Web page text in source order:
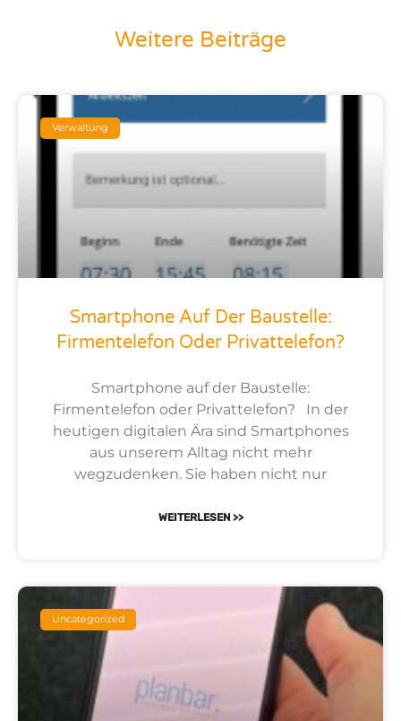
Weitere Beiträge
Verwaltung
Smartphone Auf Der Baustelle:
Firmentelefon Oder Privattelefon?
Smartphone auf der Baustelle:
Firmentelefon oder Privattelefon? In der
heutigen digitalen Ära sind Smartphones
aus unserem Alltag nicht mehr
wegzudenken. Sie haben nicht nur
WEITERLESEN >>
Uncategorized